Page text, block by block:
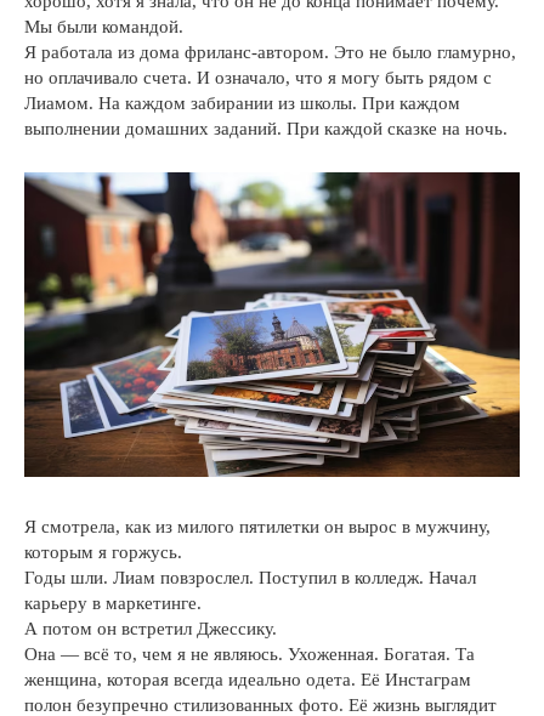
Мы были командой.
Я работала из дома фриланс-автором. Это не было гламурно,
но оплачивало счета. И означало, что я могу быть рядом с
Лиамом. На каждом забирании из школы. При каждом
выполнении домашних заданий. При каждой сказке на ночь.
Я смотрела, как из милого пятилетки он вырос в мужчину,
которым я горжусь.
Годы шли. Лиам повзрослел. Поступил в колледж. Начал
карьеру в маркетинге.
А потом он встретил Джессику.
Она — всё то, чем я не являюсь. Ухоженная. Богатая. Та
женщина, которая всегда идеально одета. Её Инстаграм
полон безупречно стилизованных фото. Её жизнь выглядит